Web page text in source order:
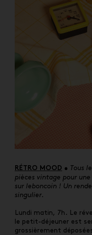
RÉTRO MOOD • Tous
pièces vintage pour
sur leboncoin ! Un
singulier.
Lundi matin, 7h. Le
le petit-déjeuner est
grossièrement